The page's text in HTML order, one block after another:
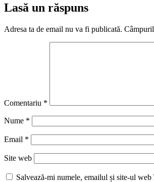
Lasă un răspuns
Adresa ta de email nu va fi publicată.
Comentariu *
Nume *
Email *
Site web
Salvează-mi numele, emailul și site-ul